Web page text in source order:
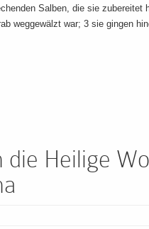
Salben, die sie
weggewälzt war; 3 sie gingen
die Heilige